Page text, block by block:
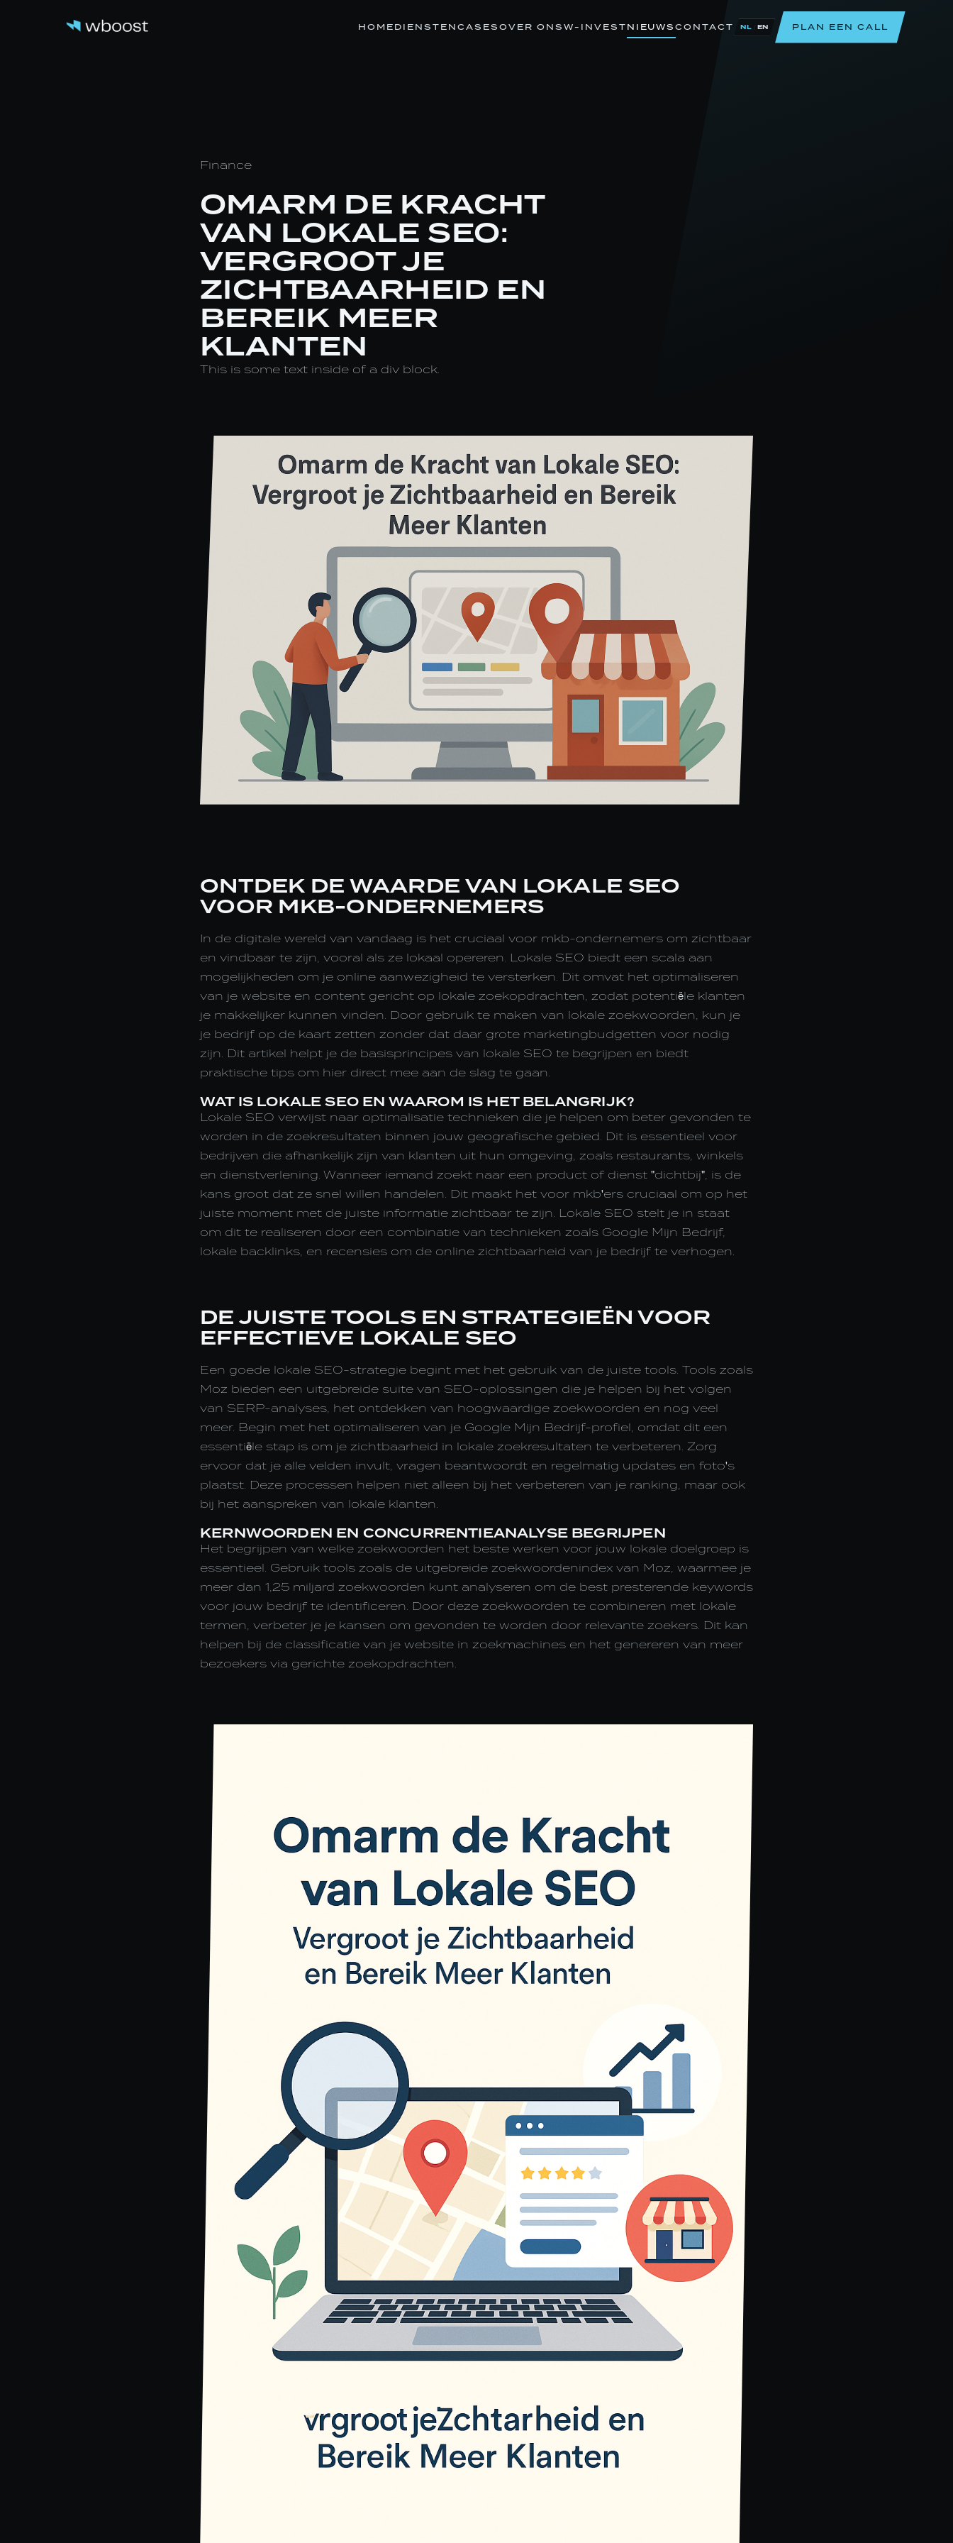
HOME DIENSTEN CASES OVER ONS W-INVEST NIEUWSCONTACT NL EN PLAN EEN CALL
Finance
OMARM DE KRACHT
VAN LOKALE SEO:
VERGROOT JE
ZICHTBAARHEID EN
BEREIK MEER
KLANTEN
This is some text inside of a div block.
ONTDEK DE WAARDE VAN LOKALE SEO
VOOR MKB-ONDERNEMERS
In de digitale wereld van vandaag is het cruciaal voor mkb-ondernemers om zichtbaar
en vindbaar te zijn, vooral als ze lokaal opereren. Lokale SEO biedt een scala aan
mogelijkheden om je online aanwezigheid te versterken. Dit omvat het optimaliseren
van je website en content gericht op lokale zoekopdrachten, zodat potentiële klanten
je makkelijker kunnen vinden. Door gebruik te maken van lokale zoekwoorden, kun je
je bedrijf op de kaart zetten zonder dat daar grote marketingbudgetten voor nodig
zijn. Dit artikel helpt je de basisprincipes van lokale SEO te begrijpen en biedt
praktische tips om hier direct mee aan de slag te gaan.
WAT IS LOKALE SEO EN WAAROM IS HET BELANGRIJK?
Lokale SEO verwijst naar optimalisatie technieken die je helpen om beter gevonden te
worden in de zoekresultaten binnen jouw geografische gebied. Dit is essentieel voor
bedrijven die afhankelijk zijn van klanten uit hun omgeving, zoals restaurants, winkels
en dienstverlening. Wanneer iemand zoekt naar een product of dienst "dichtbij", is de
kans groot dat ze snel willen handelen. Dit maakt het voor mkb'ers cruciaal om op het
juiste moment met de juiste informatie zichtbaar te zijn. Lokale SEO stelt je in staat
om dit te realiseren door een combinatie van technieken zoals Google Mijn Bedrijf,
lokale backlinks, en recensies om de online zichtbaarheid van je bedrijf te verhogen.
DE JUISTE TOOLS EN STRATEGIEËN VOOR
EFFECTIEVE LOKALE SEO
Een goede lokale SEO-strategie begint met het gebruik van de juiste tools. Tools zoals
Moz bieden een uitgebreide suite van SEO-oplossingen die je helpen bij het volgen
van SERP-analyses, het ontdekken van hoogwaardige zoekwoorden en nog veel
meer. Begin met het optimaliseren van je Google Mijn Bedrijf-profiel, omdat dit een
essentiële stap is om je zichtbaarheid in lokale zoekresultaten te verbeteren. Zorg
ervoor dat je alle velden invult, vragen beantwoordt en regelmatig updates en foto's
plaatst. Deze processen helpen niet alleen bij het verbeteren van je ranking, maar ook
bij het aanspreken van lokale klanten.
KERNWOORDEN EN CONCURRENTIEANALYSE BEGRIJPEN
Het begrijpen van welke zoekwoorden het beste werken voor jouw lokale doelgroep is
essentieel. Gebruik tools zoals de uitgebreide zoekwoordenindex van Moz, waarmee je
meer dan 1,25 miljard zoekwoorden kunt analyseren om de best presterende keywords
voor jouw bedrijf te identificeren. Door deze zoekwoorden te combineren met lokale
termen, verbeter je je kansen om gevonden te worden door relevante zoekers. Dit kan
helpen bij de classificatie van je website in zoekmachines en het genereren van meer
bezoekers via gerichte zoekopdrachten.